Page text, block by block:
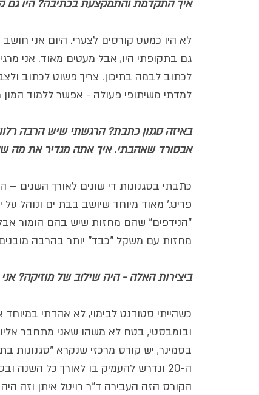
איך התקדמת והתמקצעת בכתיבה? היו גם
לא היו כמעט קורסים לצערי. היום אני
גם בתקופתי היו, אבל מעטים מאוד. אני
לכתוב לבמה בתיכון. צריך פשוט לכתוב
למדתי משיתופי פעולה - אפשר ללמוד
באיזה סגנון כתבת? הרגשתי שיש הרבה
אבסורד שאהבתי. איך אתה מגדיר את מה
כתבתי בסגנונות די שונים לאורך השנים –
פרינג' מאוד מיוחד שיושב בבת ים ונוהל
"הנידפים" שהם מחזות שיש בהם הומור
מחזות עם משקל "כבד" יותר בהרבה
ביצירות האלה - היה שילוב של מוזיקה?
כשהייתי סטודנט לבימוי, לא אהדתי
ובומבסטי, בטח לא משהו שאני מתחבר אליו.
בסמינר, יש קורס מרכזי שנקרא "סגנונות
ה-20 ונדרש להעמיק בו לאורך כל השנה
הקורס הזה העבירה ד"ר רויטל איתן וזה